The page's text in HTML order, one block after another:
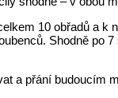
10 obřadů a
Shodně po
a přání budoucím